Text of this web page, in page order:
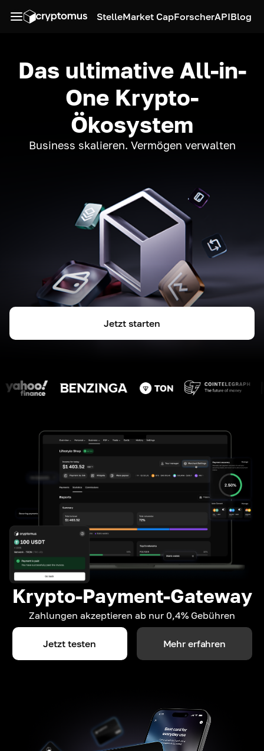
StelleMarket CapForscherAPIBlog
Das ultimative All-in-
One Krypto-
Ökosystem
Business skalieren. Vermögen verwalten
Jetzt starten
Krypto-Payment-Gateway
Zahlungen akzeptieren ab nur 0,4% Gebühren
Jetzt testen Mehr erfahren